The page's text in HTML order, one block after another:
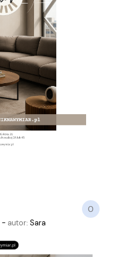
0
- autor: Sara